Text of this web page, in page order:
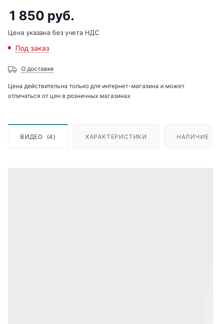
1 850 руб.
Цена указана без учета НДС
Под заказ
О доставке
Цена действительна только для интернет-магазина и может
отличаться от цен в розничных магазинах
ВИДЕО (4) ХАРАКТЕРИСТИКИ НАЛИЧИЕ